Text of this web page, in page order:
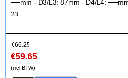
──mm - D3/L3: 87mm - D4/L4:
23
€66.25
€59.65
(incl BTW)